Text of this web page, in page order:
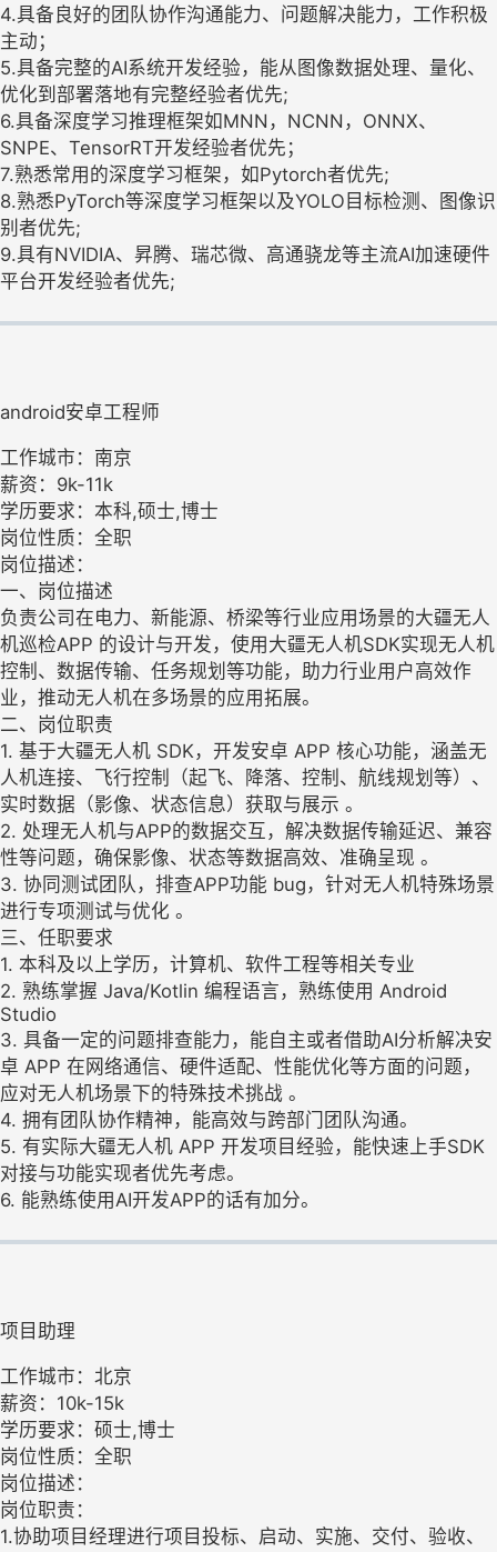
4.具备良好的团队协作沟通能力、问题解决能力，工作积极
主动；
5.具备完整的AI系统开发经验，能从图像数据处理、量化、
优化到部署落地有完整经验者优先;
6.具备深度学习推理框架如MNN，NCNN，ONNX、
SNPE、TensorRT开发经验者优先；
7.熟悉常用的深度学习框架，如Pytorch者优先;
8.熟悉PyTorch等深度学习框架以及YOLO目标检测、图像识
别者优先;
9.具有NVIDIA、昇腾、瑞芯微、高通骁龙等主流AI加速硬件
平台开发经验者优先;
android安卓工程师
工作城市：南京
薪资：9k-11k
学历要求：本科,硕士,博士
岗位性质：全职
岗位描述：
一、岗位描述
负责公司在电力、新能源、桥梁等行业应用场景的大疆无人
机巡检APP 的设计与开发，使用大疆无人机SDK实现无人机
控制、数据传输、任务规划等功能，助力行业用户高效作
业，推动无人机在多场景的应用拓展。
二、岗位职责
1. 基于大疆无人机 SDK，开发安卓 APP 核心功能，涵盖无
人机连接、飞行控制（起飞、降落、控制、航线规划等）、
实时数据（影像、状态信息）获取与展示 。
2. 处理无人机与APP的数据交互，解决数据传输延迟、兼容
性等问题，确保影像、状态等数据高效、准确呈现 。
3. 协同测试团队，排查APP功能 bug，针对无人机特殊场景
进行专项测试与优化 。
三、任职要求
1. 本科及以上学历，计算机、软件工程等相关专业
2. 熟练掌握 Java/Kotlin 编程语言，熟练使用 Android
Studio
3. 具备一定的问题排查能力，能自主或者借助AI分析解决安
卓 APP 在网络通信、硬件适配、性能优化等方面的问题，
应对无人机场景下的特殊技术挑战 。
4. 拥有团队协作精神，能高效与跨部门团队沟通。
5. 有实际大疆无人机 APP 开发项目经验，能快速上手SDK
对接与功能实现者优先考虑。
6. 能熟练使用AI开发APP的话有加分。
项目助理
工作城市：北京
薪资：10k-15k
学历要求：硕士,博士
岗位性质：全职
岗位描述：
岗位职责：
1.协助项目经理进行项目投标、启动、实施、交付、验收、